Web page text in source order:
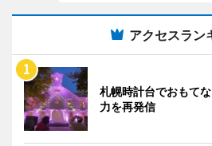
アクセスラン
札幌時計台でおもて
力を再発信